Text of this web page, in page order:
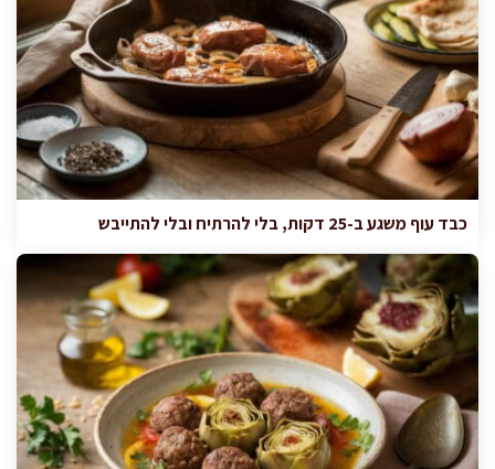
כבד עוף משגע ב-25 דקות, בלי להרתיח ובלי להתייבש